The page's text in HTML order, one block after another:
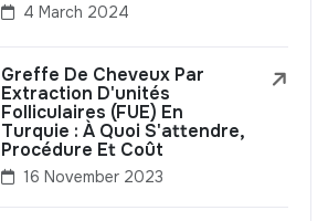
4 March 2024
Greffe De Cheveux Par
Extraction D'unités
Folliculaires (FUE) En
Turquie : À Quoi S'attendre,
Procédure Et Coût
16 November 2023